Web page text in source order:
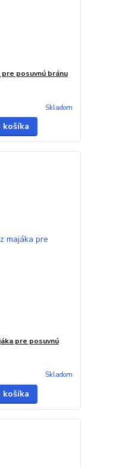
posuvnú bránu
Skladom
košíka
pre posuvnú
Skladom
košíka